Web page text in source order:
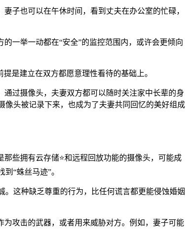
子也可以在午休时间，看到丈夫在办公室的忙碌，
一举一动都在“安全”的监控范围内，或许会更倾向
是建立在双方都愿意理性看待的基础上。
过摄像头，夫妻双方都可以随时关注家中长辈的身
头被记录下来，也成为了夫妻共同回忆的美好组成
些拥有云存储⭐和远程回放功能的摄像头，可能成
“蛛丝马迹”。
这种缺乏尊重的行为，比任何谎言都更能侵蚀婚姻
攻击的武器，或者用来威胁对方。例如，妻子可能